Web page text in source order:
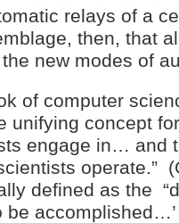
relays of a
then, that
new modes of
of computer
unifying concept
engage in… and
operate.”
defined as the
be